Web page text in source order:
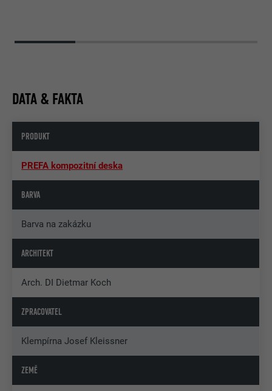
DATA & FAKTA
PRODUKT
PREFA kompozitní deska
BARVA
Barva na zakázku
ARCHITEKT
Arch. DI Dietmar Koch
ZPRACOVATEL
Klempírna Josef Kleissner
ZEMĚ